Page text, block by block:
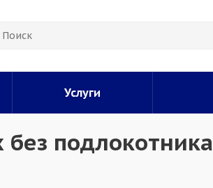
Услуги
без подлокотника